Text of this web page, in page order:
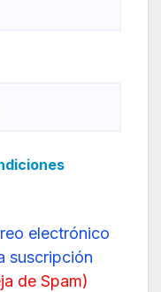
electrónico
suscripción
de Spam)